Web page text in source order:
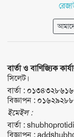
বার্তা ও বাণিজ্যিক
সিলেট।
বার্তা :
বিজ্ঞাপন :
ইমেইল :
বার্তা :